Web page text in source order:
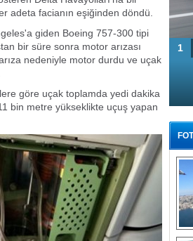
adeta facianın eşiğinden döndü.
giden Boeing 757-300 tipi
bir süre sonra motor arızası
nedeniyle motor durdu ve uçak
göre uçak toplamda yedi dakika
bin metre yükseklikte uçuş yapan
1